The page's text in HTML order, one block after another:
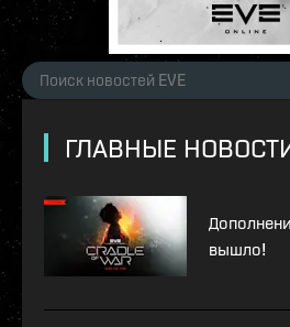
ГЛАВНЫЕ
вышло!